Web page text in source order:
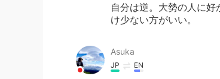
自分は逆。大勢の人に
け少ない方がいい。
Asuka
JP EN